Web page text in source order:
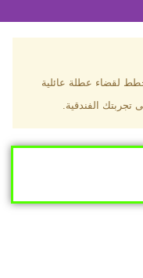
لقضاء عطلة عائلية
تجربتك الفندقية.